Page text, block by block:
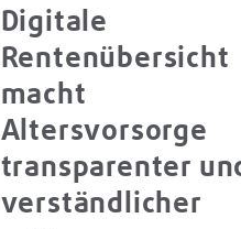
Digitale
Rentenübersicht
macht
Altersvorsorge
transparenter
verständlicher